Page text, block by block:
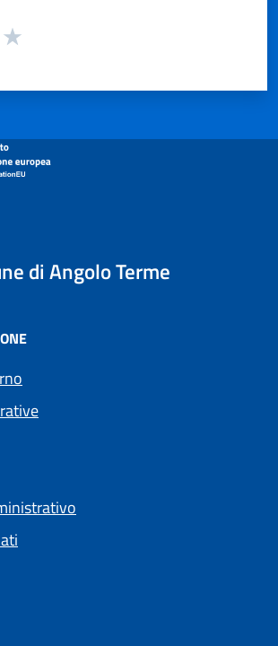
la pagina
di Angolo Terme